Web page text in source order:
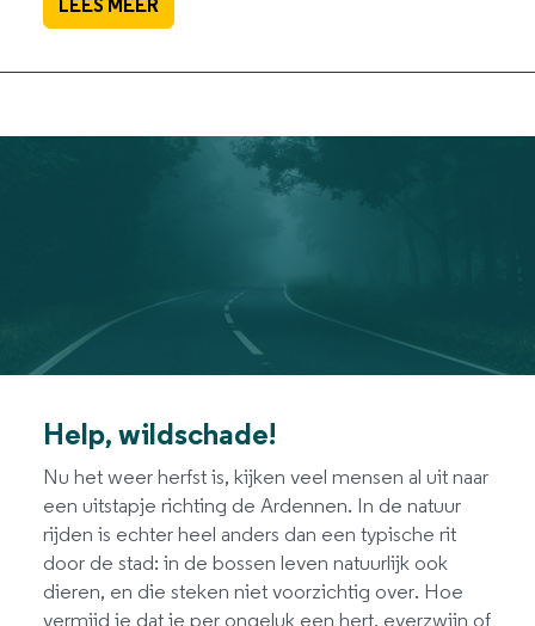
LEES MEER
Help, wildschade!
Nu het weer herfst is, kijken veel mensen al uit naar
een uitstapje richting de Ardennen. In de natuur
rijden is echter heel anders dan een typische rit
door de stad: in de bossen leven natuurlijk ook
dieren, en die steken niet voorzichtig over. Hoe
vermijd je dat je per ongeluk een hert, everzwijn of